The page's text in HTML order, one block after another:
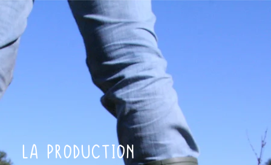
LA PRODUCTION